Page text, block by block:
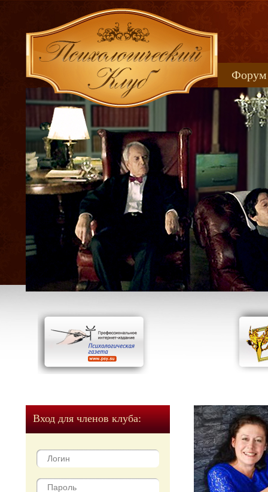
Форум
Вход для членов клуба: